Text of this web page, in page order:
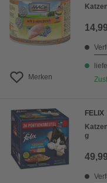
Merken
FELIX
g